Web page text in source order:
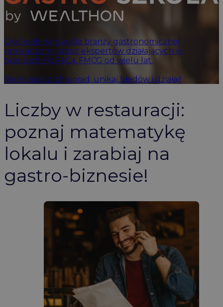
Cykl webinarów dla branży gastronomicznej
prowadzony przez ekspertów działających w
branżach HoReCa, FMCG od wielu lat.
Skorzystaj z ich porad, unikaj błędów i działaj!
Liczby w restauracji:
poznaj matematykę
lokalu i zarabiaj na
gastro-biznesie!